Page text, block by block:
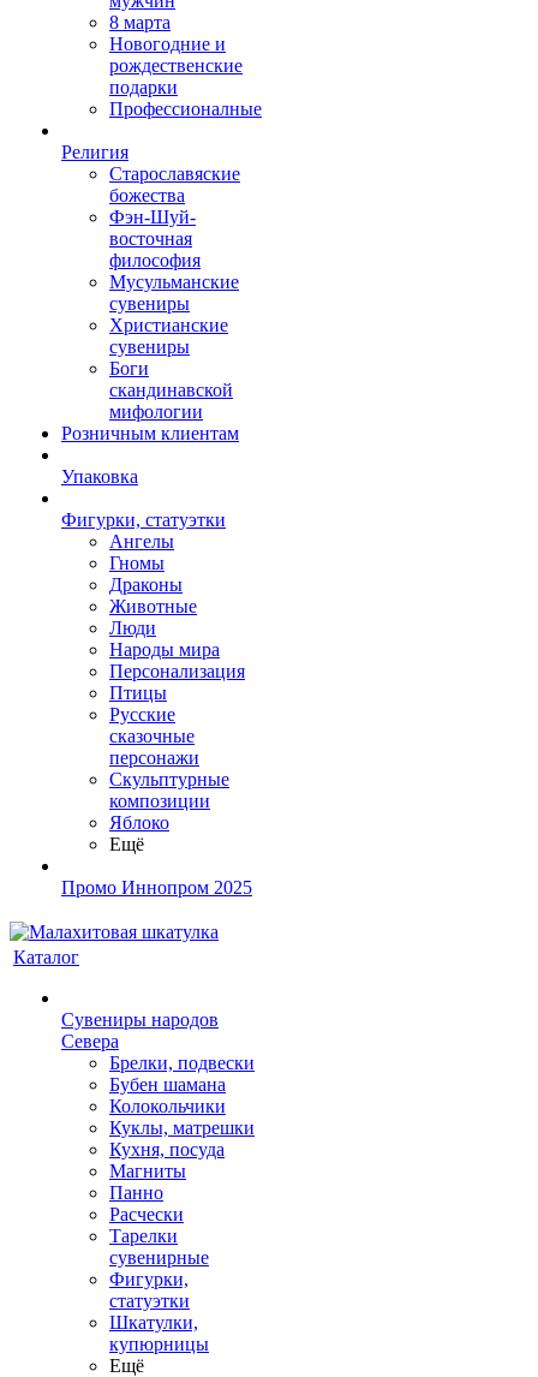
8 марта
Новогодние и
рождественские
подарки
Профессионалные
Религия
Старославяские
божества
Фэн-Шуй-
восточная
философия
Мусульманские
сувениры
Христианские
сувениры
Боги
скандинавской
мифологии
Розничным клиентам
Упаковка
Фигурки, статуэтки
Ангелы
Гномы
Драконы
Животные
Люди
Народы мира
Персонализация
Птицы
Русские
сказочные
персонажи
Скульптурные
композиции
Яблоко
Ещё
Промо Иннопром 2025
Каталог
Сувениры народов
Севера
Брелки, подвески
Бубен шамана
Колокольчики
Куклы, матрешки
Кухня, посуда
Магниты
Панно
Расчески
Тарелки
сувенирные
Фигурки,
статуэтки
Шкатулки,
купюрницы
Ещё